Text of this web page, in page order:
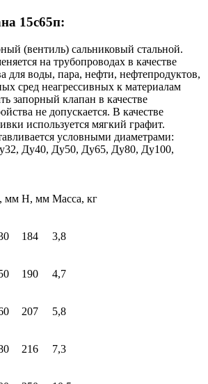
15с65п:
(вентиль) сальниковый стальной.
на трубопроводах в качестве
для воды, пара, нефти, нефтепродуктов,
сред неагрессивных к материалам
запорный клапан в качестве
не допускается. В качестве
используется мягкий графит.
условными диаметрами:
Ду40, Ду50, Ду65, Ду80, Ду100,
мм H, мм Масса, кг
184 3,8
190 4,7
207 5,8
216 7,3